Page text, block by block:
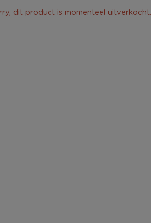
dit product is momenteel uitverkocht.